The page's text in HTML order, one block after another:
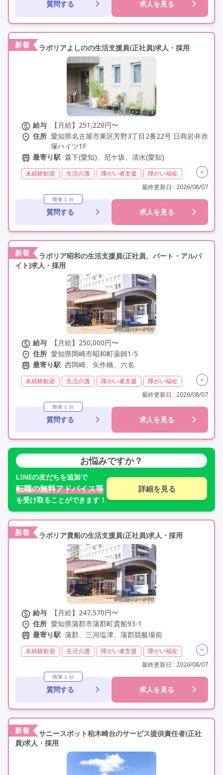
夜勤なし
常勤 非常勤 社会保険完備
交通費支給
定年65歳以上
車通勤可
資格取得支援
質問する 求人を見る
新着 ラポリアよしのの生活支援員(正社員)求人・採用
給与
【月給】251,220円〜
住所 愛知県名古屋市東区芳野3丁目2番22号 日商岩井赤
塚ハイツ1F
最寄り駅 森下(愛知)、尼ケ坂、清水(愛知)
未経験歓迎 生活介護 障がい者支援
障がい福祉
初任者研修(ヘルパー2級)
その他
日勤のみ
夜勤なし
常勤 オープン3年以内
社会保険完備
定年60歳以上
定年65歳以上
車通勤可
駅近 資格取得支援
最終更新日 : 2026/08/07
簡単１分
質問する 求人を見る
新着
ラポリア昭和の生活支援員(正社員、パート・アルバ
イト)求人・採用
給与
【月給】250,000円〜
住所 愛知県岡崎市昭和町薬師1-5
最寄り駅 西岡崎、矢作橋、六名
未経験歓迎 生活介護 障がい者支援
障がい福祉
初任者研修(ヘルパー2級)
その他
日勤のみ
夜勤なし
常勤 非常勤
オープン3年以内
学歴不問
定年60歳以上
定年65歳以上
車通勤可 駅近 資格取得支援
最終更新日 : 2026/08/07
簡単１分
質問する 求人を見る
お悩みですか？
LINEの友だちを追加で
転職の無料アドバイス等
を受け取ることができます！
詳細を見る
新着 ラポリア貴船の生活支援員(正社員)求人・採用
給与
【月給】247,570円〜
住所 愛知県蒲郡市蒲郡町貴船93-1
最寄り駅 蒲郡、三河塩津、蒲郡競艇場前
未経験歓迎 生活介護 障がい者支援
障がい福祉
初任者研修(ヘルパー2級)
無資格
日勤のみ
夜勤なし
常勤 社会保険完備
交通費支給
定年65歳以上
車通勤可
資格取得支援
最終更新日 : 2026/08/07
簡単１分
質問する 求人を見る
新着
サニースポット柏木崎台のサービス提供責任者(正社
員)求人・採用